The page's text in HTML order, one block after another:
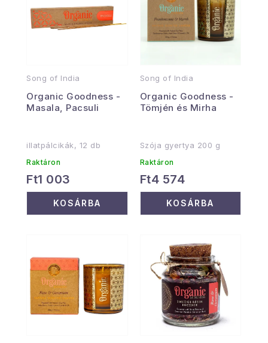
Song of India
Organic Goodness -
Masala, Pacsuli
illatpálcikák, 12 db
Raktáron
Ft1 003
KOSÁRBA
Song of India
Organic Goodness -
Tömjén és Mirha
Szója gyertya 200 g
Raktáron
Ft4 574
KOSÁRBA